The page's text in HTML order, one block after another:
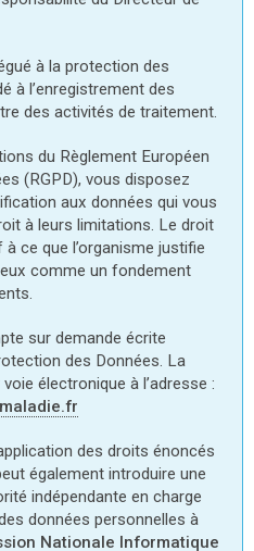
à la protection des
à l’enregistrement des
des activités de traitement.
du Règlement Européen
(RGPD), vous disposez
aux données qui vous
à leurs limitations. Le droit
à ce que l’organisme justifie
comme un fondement
sur demande écrite
des Données. La
électronique à l’adresse :
des droits énoncés
également introduire une
indépendante en charge
données personnelles à
Nationale Informatique